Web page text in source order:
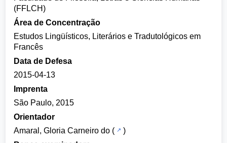
(FFLCH)
Área de Concentração
Estudos Lingüísticos, Literários e Tradutológicos em
Francês
Data de Defesa
2015-04-13
Imprenta
São Paulo, 2015
Orientador
Amaral, Gloria Carneiro do (
)